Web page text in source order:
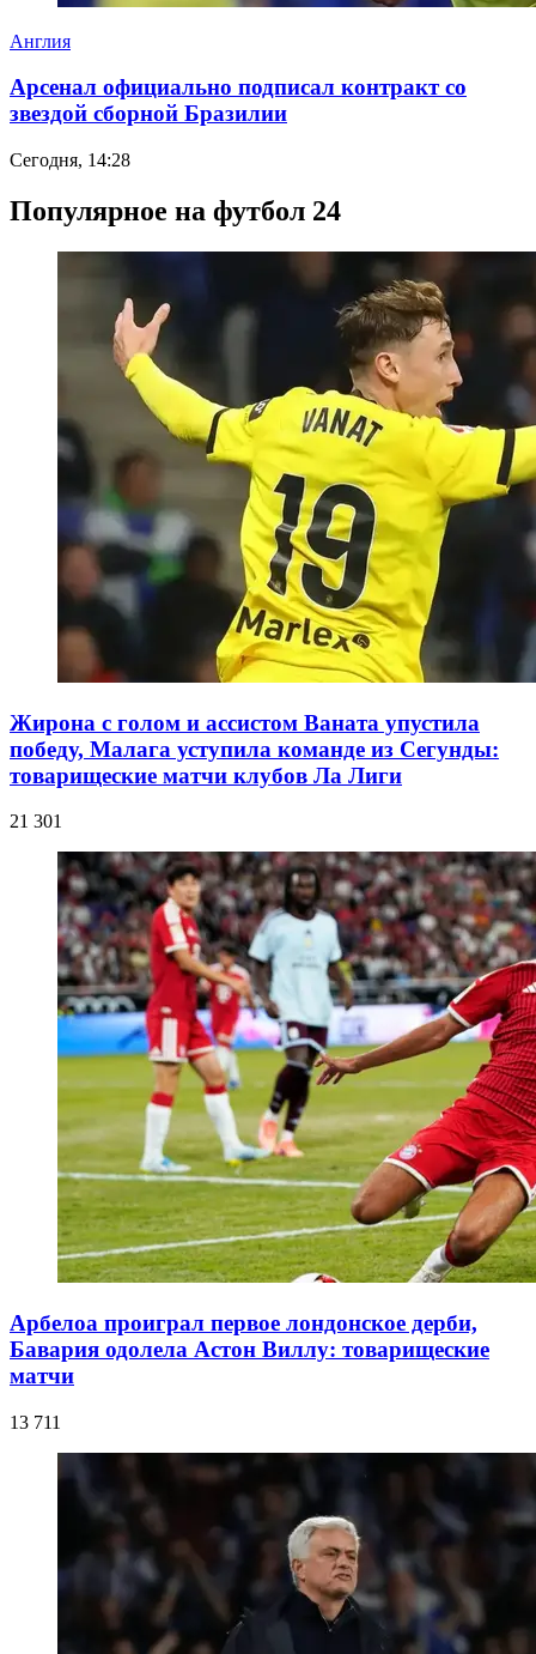
Англия
Арсенал официально подписал контракт со
звездой сборной Бразилии
Сегодня, 14:28
Популярное на футбол 24
Жирона с голом и ассистом Ваната упустила
победу, Малага уступила команде из Сегунды:
товарищеские матчи клубов Ла Лиги
21 301
Арбелоа проиграл первое лондонское дерби,
Бавария одолела Астон Виллу: товарищеские
матчи
13 711